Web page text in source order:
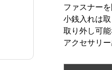
ファスナー
小銭入れは取
取り外し可
アクセサリ